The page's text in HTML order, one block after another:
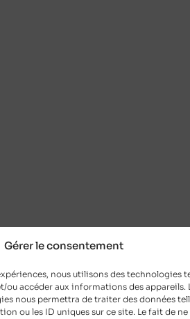
Gérer le consentement
nous utilisons des technologies
ou accéder aux informations des appareils.
nous permettra de traiter des données
ou les ID uniques sur ce site. Le fait de ne